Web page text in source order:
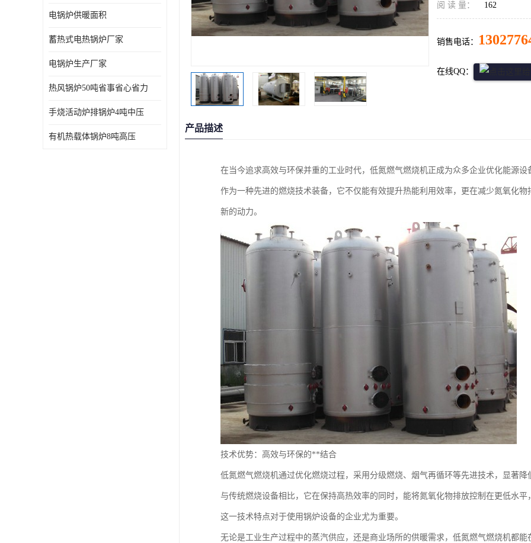
电锅炉供暖面积
蓄热式电热锅炉厂家
电锅炉生产厂家
热风锅炉50吨省事省心省力
手烧活动炉排锅炉4吨中压
有机热载体锅炉8吨高压
阅 读 量： 162
销售电话：
在线QQ：
产品描述
在当今追求高效与环保并重的工业时代，低氮燃气燃烧机正成为众多企业优化能源
作为一种先进的燃烧技术装备，它不仅能有效提升热能利用效率，更在减少氮氧化
新的动力。
技术优势：高效与环保的**结合
低氮燃气燃烧机通过优化燃烧过程，采用分级燃烧、烟气再循环等先进技术，显著
与传统燃烧设备相比，它在保持高热效率的同时，能将氮氧化物排放控制在更低水
这一技术特点对于使用锅炉设备的企业尤为重要。
无论是工业生产过程中的蒸汽供应，还是商业场所的供暖需求，低氮燃气燃烧机都